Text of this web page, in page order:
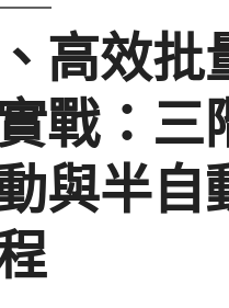
高效批
戰：三
與半自